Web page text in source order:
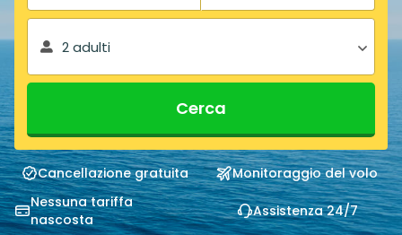
2 adulti
Cerca
Cancellazione gratuita
Monitoraggio del volo
Nessuna tariffa
nascosta
Assistenza 24/7